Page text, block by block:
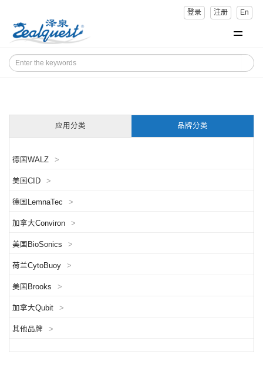
登录 注册 En
应用分类 品牌分类
德国WALZ >
美国CID >
德国LemnaTec >
加拿大Conviron >
美国BioSonics >
荷兰CytoBuoy >
美国Brooks >
加拿大Qubit >
其他品牌 >